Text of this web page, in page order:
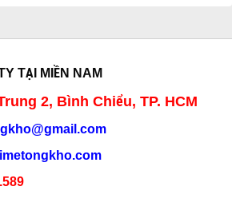
TẠI MIỀN NAM
2, Bình Chiểu, TP. HCM